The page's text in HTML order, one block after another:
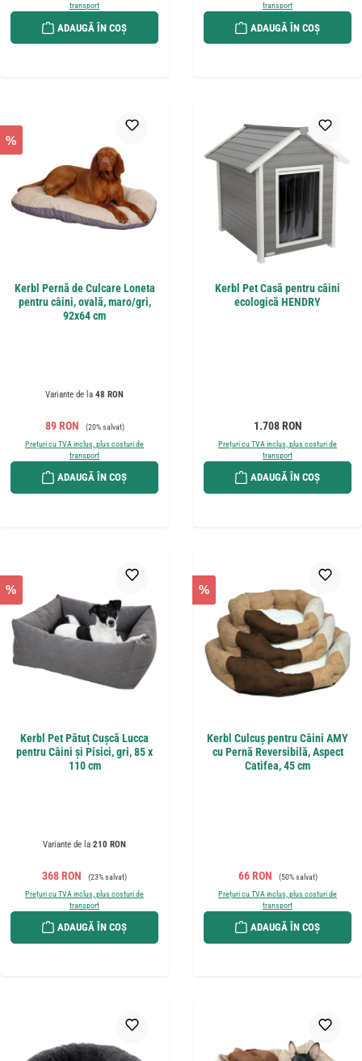
transport
ADAUGĂ ÎN COȘ
transport
ADAUGĂ ÎN COȘ
%
Kerbl Pernă de Culcare Loneta
pentru câini, ovală, maro/gri,
92x64 cm
Variante de la 48 RON
Preț de vânzare:
89 RON Preț obișnuit:
(20% salvat)
Prețuri cu TVA inclus, plus costuri de
transport
ADAUGĂ ÎN COȘ
Kerbl Pet Casă pentru câini
ecologică HENDRY
Preț obișnuit:
1.708 RON
Prețuri cu TVA inclus, plus costuri de
transport
ADAUGĂ ÎN COȘ
%
Kerbl Pet Pătuț Cușcă Lucca
pentru Câini și Pisici, gri, 85 x
110 cm
Variante de la 210 RON
Preț de vânzare:
368 RON Preț obișnuit:
(23% salvat)
Prețuri cu TVA inclus, plus costuri de
transport
ADAUGĂ ÎN COȘ
%
Kerbl Culcuș pentru Câini AMY
cu Pernă Reversibilă, Aspect
Catifea, 45 cm
Preț de vânzare:
66 RON Preț obișnuit:
(50% salvat)
Prețuri cu TVA inclus, plus costuri de
transport
ADAUGĂ ÎN COȘ